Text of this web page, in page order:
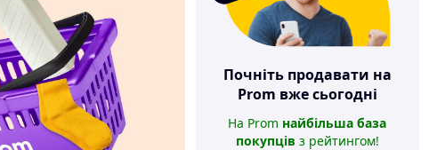
Почніть продавати на
Prom вже сьогодні
На Prom найбільша база
покупців з рейтингом!